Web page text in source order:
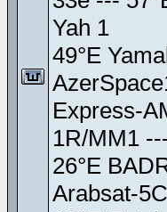
Yah 1
49°E
Express-
1R/MM1
26°E
Arabsat-